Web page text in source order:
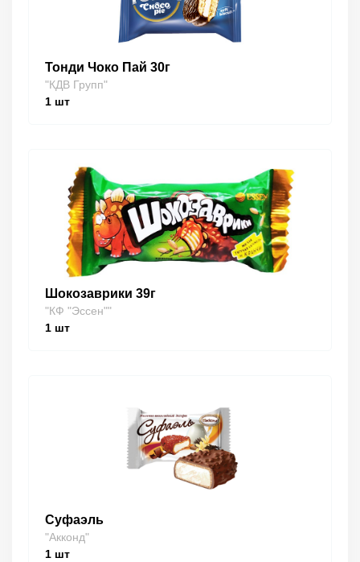
Тонди Чоко Пай 30г
"КДВ Групп"
1 шт
Шокозаврики 39г
"КФ "Эссен""
1 шт
Суфаэль
"Акконд"
1 шт